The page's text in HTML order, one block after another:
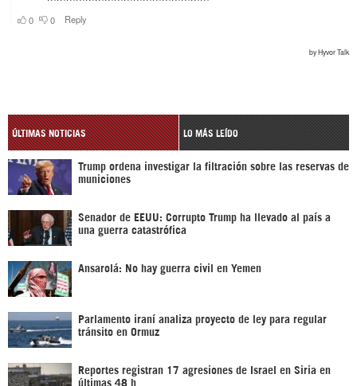
ÚLTIMAS NOTICIAS LO MÁS LEÍDO
Trump ordena investigar la filtración sobre las reservas de
municiones
Senador de EEUU: Corrupto Trump ha llevado al país a
una guerra catastrófica
Ansarolá: No hay guerra civil en Yemen
Parlamento iraní analiza proyecto de ley para regular
tránsito en Ormuz
Reportes registran 17 agresiones de Israel en Siria en
últimas 48 h